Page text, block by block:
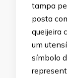
tampa
posta
queijeira
um
símbolo